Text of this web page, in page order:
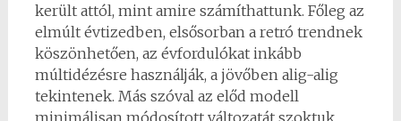
került attól, mint amire számíthattunk. Főleg az
elmúlt évtizedben, elsősorban a retró trendnek
köszönhetően, az évfordulókat inkább
múltidézésre használják, a jövőben alig-alig
tekintenek. Más szóval az előd modell